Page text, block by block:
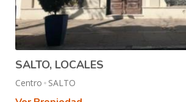
SALTO, LOCALES
Centro SALTO